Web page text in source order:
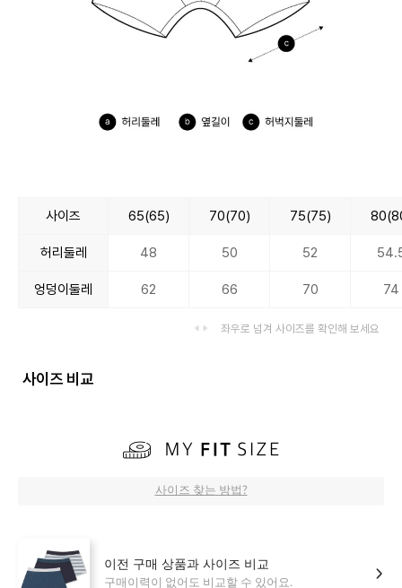
사이즈 65(65) 70(70) 75(75)
허리둘레 48 50 52
엉덩이둘레 62 66 70 74
좌우로 넘겨 사이즈를 확인해 보세요
사이즈 비교